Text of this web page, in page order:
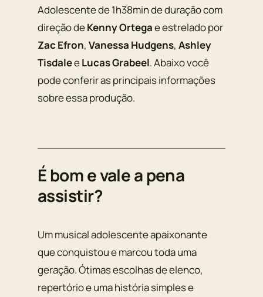
Adolescente de 1h38min de duração com
direção deKenny Ortegae estrelado por
Zac Efron, Vanessa Hudgens, Ashley
TisdaleeLucas Grabeel. Abaixo você
pode conferir as principais informações
sobre essa produção.
É bom e vale a pena
assistir?
Um musical adolescente apaixonante
que conquistou e marcou toda uma
geração. Ótimas escolhas de elenco,
repertório e uma história simples e